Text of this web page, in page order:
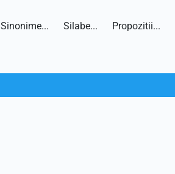
Sinonime... Silabe... Propozitii...